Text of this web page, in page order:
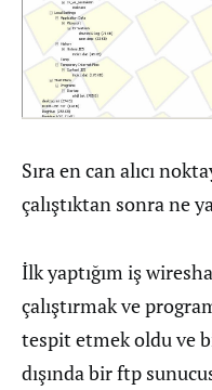
Sıra en can alıcı
çalıştıktan sonra ne
İlk yaptığım iş
çalıştırmak ve
tespit etmek oldu ve
dışında bir ftp